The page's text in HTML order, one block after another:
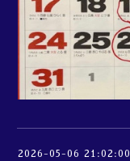
2026-05-06 21:02:00